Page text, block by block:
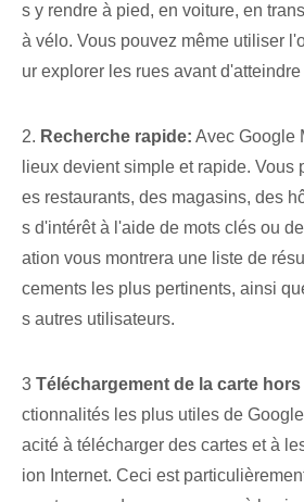
s y rendre à pied, en voiture, en
à vélo. Vous pouvez même utiliser
ur explorer les rues avant
2. Recherche rapide: Avec Google
lieux devient simple et rapide. Vous
es restaurants, des magasins, des
s d'intérêt à l'aide de mots clés ou
ation vous montrera une liste de
cements les plus pertinents, ainsi
s autres utilisateurs.
3 Téléchargement de la carte hors
ctionnalités les plus utiles de
acité à télécharger des cartes‍ et à
ion Internet. Ceci est